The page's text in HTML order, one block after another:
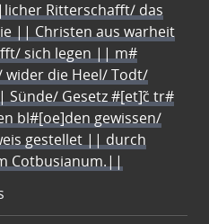
Ritterschafft/ das
|| Christen aus warheit
sich legen || m#
wider die Heel/ Todt/
Sünde/ Gesetz #[et]c̃ tr#
bl#[oe]den gewissen/
gestellet || durch
Cotbusianum.||